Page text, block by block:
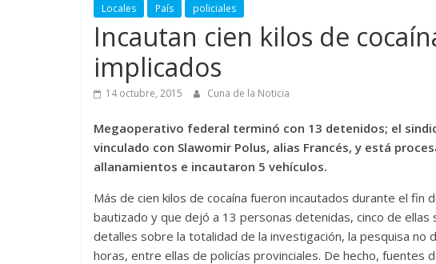
Locales País policiales
Incautan cien kilos de
implicados
14 octubre, 2015 Cuna de la Noticia
Megaoperativo federal terminó con 13 detenidos; el
vinculado con Slawomir Polus, alias Francés, y está
allanamientos e incautaron 5 vehículos.
Más de cien kilos de cocaína fueron incautados durante el fin
bautizado y que dejó a 13 personas detenidas, cinco de ellas
detalles sobre la totalidad de la investigación, la pesquisa no
horas, entre ellas de policías provinciales. De hecho, fuentes